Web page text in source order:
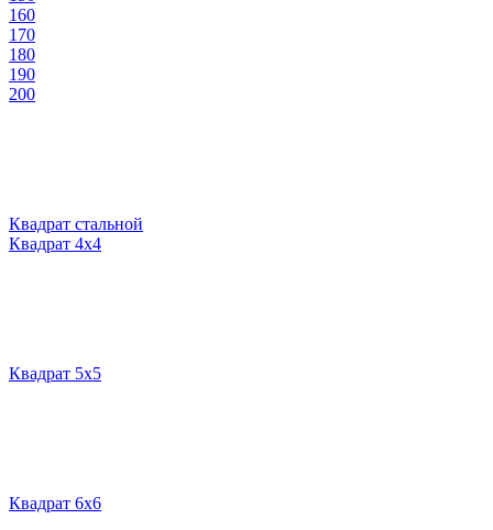
160
170
180
190
200
Квадрат стальной
Квадрат 4х4
Квадрат 5х5
Квадрат 6х6